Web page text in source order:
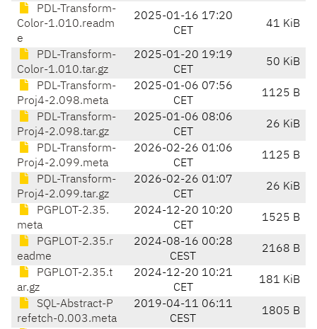
PDL-Transform-
Color-1.010.readm
e
2025-01-16 17:20
CET
41 KiB
PDL-Transform-
Color-1.010.tar.gz
2025-01-20 19:19
CET
50 KiB
PDL-Transform-
Proj4-2.098.meta
2025-01-06 07:56
CET
1125 B
PDL-Transform-
Proj4-2.098.tar.gz
2025-01-06 08:06
CET
26 KiB
PDL-Transform-
Proj4-2.099.meta
2026-02-26 01:06
CET
1125 B
PDL-Transform-
Proj4-2.099.tar.gz
2026-02-26 01:07
CET
26 KiB
PGPLOT-2.35.
meta
2024-12-20 10:20
CET
1525 B
PGPLOT-2.35.r
eadme
2024-08-16 00:28
CEST
2168 B
PGPLOT-2.35.t
ar.gz
2024-12-20 10:21
CET
181 KiB
SQL-Abstract-P
refetch-0.003.meta
2019-04-11 06:11
CEST
1805 B